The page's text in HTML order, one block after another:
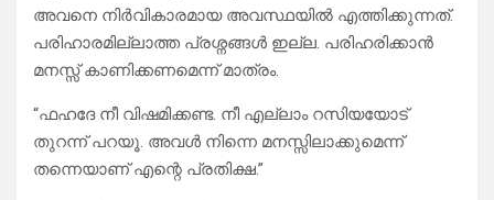
അവനെ നിർവികാരമായ അവസ്ഥയിൽ എത്തിക്കുന്നത്.
പരിഹാരമില്ലാത്ത പ്രശ്നങ്ങൾ ഇല്ല. പരിഹരിക്കാൻ
മനസ്സ് കാണിക്കണമെന്ന് മാത്രം.
“ഫഹദേ നീ വിഷമിക്കണ്ട. നീ എല്ലാം റസിയയോട്
തുറന്ന് പറയൂ. അവൾ നിന്നെ മനസ്സിലാക്കുമെന്ന്
തന്നെയാണ് എന്റെ പ്രതിക്ഷ.”